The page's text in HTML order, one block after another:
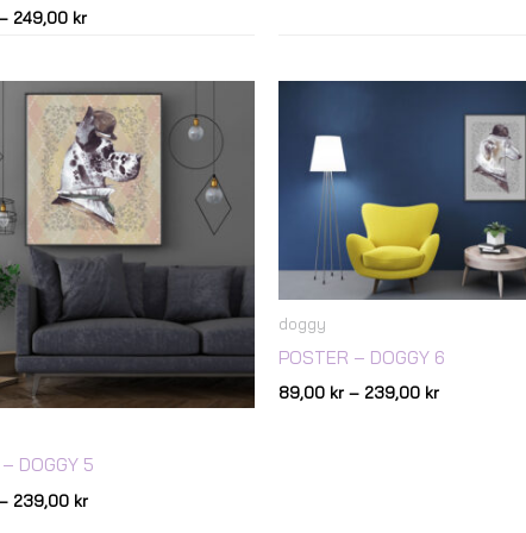
249,00 kr
DOGGY 5
239,00 kr
Prisintervall:
89,00 kr
till
239,00 kr
doggy
POSTER – DOGGY 6
89,00 kr – 239,00 kr
89,00 kr
239,00 kr